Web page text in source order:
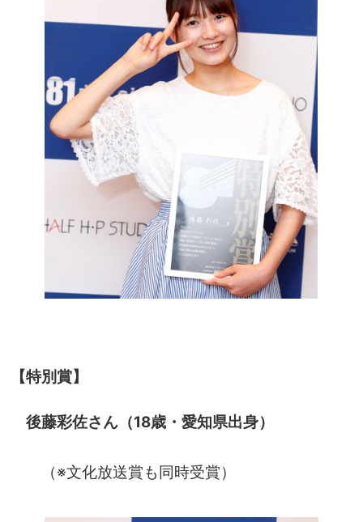
【特別賞】
後藤彩佐さん（18歳・愛知県出身）
（※文化放送賞も同時受賞）